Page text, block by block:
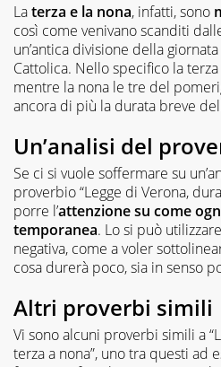
Laterza e la nona, infatti, sono
così come venivano scanditi
un’antica divisione della
Cattolica. Nello specifico la
mentre la nona le tre del
ancora di più la durata breve
Un’analisi del
Se ci si vuole soffermare su
proverbio “Legge di Verona,
porre l’attenzione su come
temporanea. Lo si può
negativa, come a voler
cosa durerà poco, sia in senso
Altri proverbi simili
Vi sono alcuni proverbi simili a
terza a nona”, uno tra questi ad